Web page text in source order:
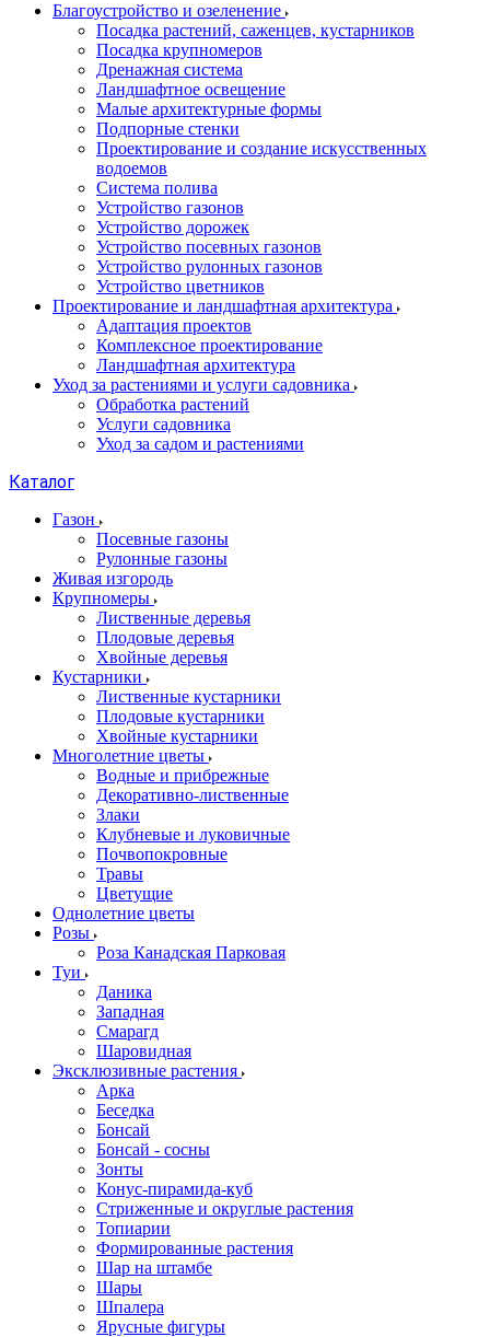
Благоустройство и озеленение
Посадка растений, саженцев, кустарников
Посадка крупномеров
Дренажная система
Ландшафтное освещение
Малые архитектурные формы
Подпорные стенки
Проектирование и создание искусственных
водоемов
Система полива
Устройство газонов
Устройство дорожек
Устройство посевных газонов
Устройство рулонных газонов
Устройство цветников
Проектирование и ландшафтная архитектура
Адаптация проектов
Комплексное проектирование
Ландшафтная архитектура
Уход за растениями и услуги садовника
Обработка растений
Услуги садовника
Уход за садом и растениями
Каталог
Газон
Посевные газоны
Рулонные газоны
Живая изгородь
Крупномеры
Лиственные деревья
Плодовые деревья
Хвойные деревья
Кустарники
Лиственные кустарники
Плодовые кустарники
Хвойные кустарники
Многолетние цветы
Водные и прибрежные
Декоративно-лиственные
Злаки
Клубневые и луковичные
Почвопокровные
Травы
Цветущие
Однолетние цветы
Розы
Роза Канадская Парковая
Туи
Даника
Западная
Смарагд
Шаровидная
Эксклюзивные растения
Арка
Беседка
Бонсай
Бонсай - сосны
Зонты
Конус-пирамида-куб
Стриженные и округлые растения
Топиарии
Формированные растения
Шар на штамбе
Шары
Шпалера
Ярусные фигуры